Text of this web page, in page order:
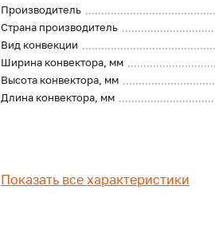
Производитель
Страна производитель
Вид конвекции
Ширина конвектора, мм
Высота конвектора, мм
Длина конвектора, мм
Показать все характеристики